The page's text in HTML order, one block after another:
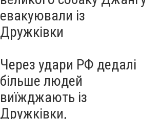
евакуювали із
Дружківки
Через удари РФ дедалі
більше людей
виїжджають із
Дружківки,